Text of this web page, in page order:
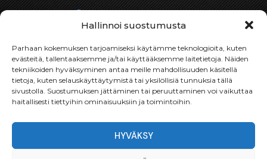
Hallinnoi suostumusta
Parhaan kokemuksen tarjoamiseksi käytämme teknologioita, kuten
evästeitä, tallentaaksemme ja/tai käyttääksemme laitetietoja. Näiden
tekniikoiden hyväksyminen antaa meille mahdollisuuden käsitellä
tietoja, kuten selauskäyttäytymistä tai yksilöllisiä tunnuksia tällä
sivustolla. Suostumuksen jättäminen tai peruuttaminen voi vaikuttaa
haitallisesti tiettyihin ominaisuuksiin ja toimintoihin.
HYVÄKSY
Toimitukset
Toimitamme osat perille toimitusperiaatteella siihen
osan toimitettavan.
Toimitusaika on yleensä noin yksi (1) viikko tilauspäivästä.
Toimitus- & takuuehdot